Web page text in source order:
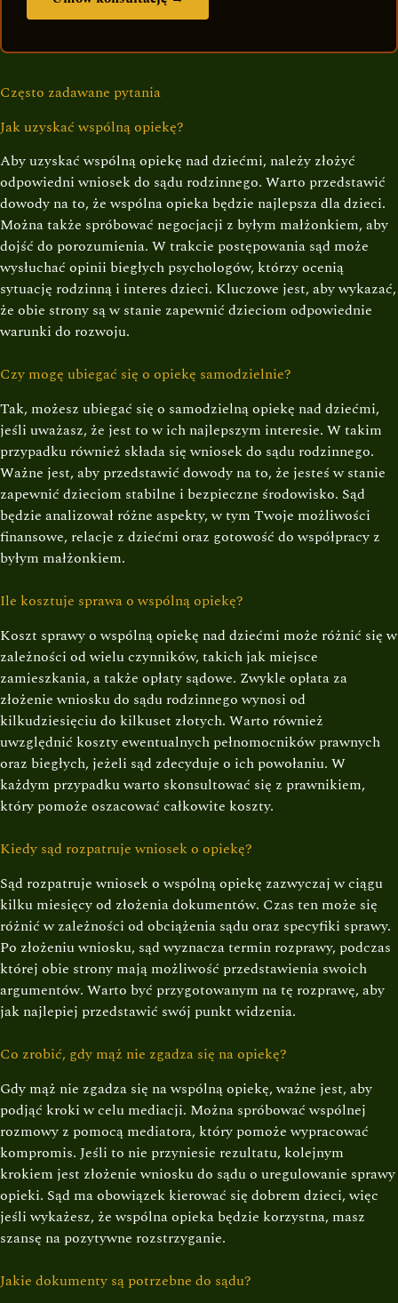
Często zadawane pytania
Jak uzyskać wspólną opiekę?
Aby uzyskać wspólną opiekę nad dziećmi, należy złożyć
odpowiedni wniosek do sądu rodzinnego. Warto przedstawić
dowody na to, że wspólna opieka będzie najlepsza dla dzieci.
Można także spróbować negocjacji z byłym małżonkiem, aby
dojść do porozumienia. W trakcie postępowania sąd może
wysłuchać opinii biegłych psychologów, którzy ocenią
sytuację rodzinną i interes dzieci. Kluczowe jest, aby wykazać,
że obie strony są w stanie zapewnić dzieciom odpowiednie
warunki do rozwoju.
Czy mogę ubiegać się o opiekę samodzielnie?
Tak, możesz ubiegać się o samodzielną opiekę nad dziećmi,
jeśli uważasz, że jest to w ich najlepszym interesie. W takim
przypadku również składa się wniosek do sądu rodzinnego.
Ważne jest, aby przedstawić dowody na to, że jesteś w stanie
zapewnić dzieciom stabilne i bezpieczne środowisko. Sąd
będzie analizował różne aspekty, w tym Twoje możliwości
finansowe, relacje z dziećmi oraz gotowość do współpracy z
byłym małżonkiem.
Ile kosztuje sprawa o wspólną opiekę?
Koszt sprawy o wspólną opiekę nad dziećmi może różnić się w
zależności od wielu czynników, takich jak miejsce
zamieszkania, a także opłaty sądowe. Zwykle opłata za
złożenie wniosku do sądu rodzinnego wynosi od
kilkudziesięciu do kilkuset złotych. Warto również
uwzględnić koszty ewentualnych pełnomocników prawnych
oraz biegłych, jeżeli sąd zdecyduje o ich powołaniu. W
każdym przypadku warto skonsultować się z prawnikiem,
który pomoże oszacować całkowite koszty.
Kiedy sąd rozpatruje wniosek o opiekę?
Sąd rozpatruje wniosek o wspólną opiekę zazwyczaj w ciągu
kilku miesięcy od złożenia dokumentów. Czas ten może się
różnić w zależności od obciążenia sądu oraz specyfiki sprawy.
Po złożeniu wniosku, sąd wyznacza termin rozprawy, podczas
której obie strony mają możliwość przedstawienia swoich
argumentów. Warto być przygotowanym na tę rozprawę, aby
jak najlepiej przedstawić swój punkt widzenia.
Co zrobić, gdy mąż nie zgadza się na opiekę?
Gdy mąż nie zgadza się na wspólną opiekę, ważne jest, aby
podjąć kroki w celu mediacji. Można spróbować wspólnej
rozmowy z pomocą mediatora, który pomoże wypracować
kompromis. Jeśli to nie przyniesie rezultatu, kolejnym
krokiem jest złożenie wniosku do sądu o uregulowanie sprawy
opieki. Sąd ma obowiązek kierować się dobrem dzieci, więc
jeśli wykażesz, że wspólna opieka będzie korzystna, masz
szansę na pozytywne rozstrzyganie.
Jakie dokumenty są potrzebne do sądu?